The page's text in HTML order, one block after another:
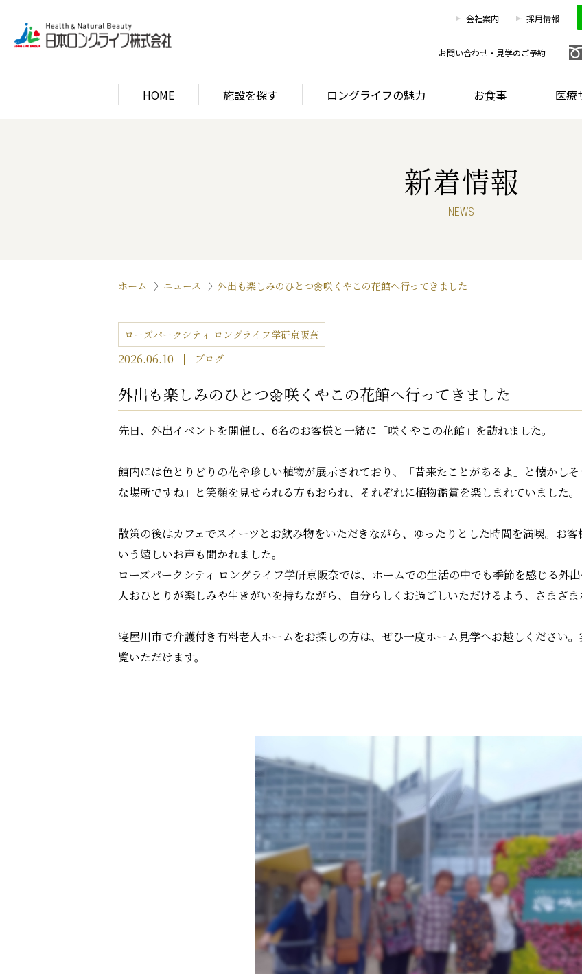
会社案内 採用情報
お問い合わせ・見学のご予約
HOME 施設を探す ロングライフの魅力 お食事 医療
お客様相談室
首都圏・東海エリア
ロングライフの
ロングライフが選ばれる理由 サービス
新着情報
NEWS
ホーム ニュース 外出も楽しみのひとつ🌼咲くやこの花館へ行ってきました
ローズパークシティ ロングライフ学研京阪奈
2026.06.10 ブログ
外出も楽しみのひとつ🌼咲くやこの花館へ行ってきました
先日、外出イベントを開催し、6名のお客様と一緒に「咲くやこの花館」を訪れました。
館内には色とりどりの花や珍しい植物が展示されており、「昔来たことがあるよ」と懐かし
な場所ですね」と笑顔を見せられる方もおられ、それぞれに植物鑑賞を楽しまれていました。
散策の後はカフェでスイーツとお飲み物をいただきながら、ゆったりとした時間を満喫。お
いう嬉しいお声も聞かれました。
ローズパークシティ ロングライフ学研京阪奈では、ホームでの生活の中でも季節を感じる外
人おひとりが楽しみや生きがいを持ちながら、自分らしくお過ごしいただけるよう、さまざま
寝屋川市で介護付き有料老人ホームをお探しの方は、ぜひ一度ホーム見学へお越しください
覧いただけます。